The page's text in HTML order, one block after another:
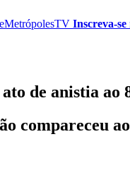
MetrópolesTV Inscreva-se
de anistia ao
compareceu